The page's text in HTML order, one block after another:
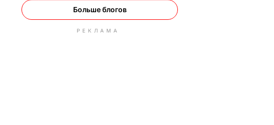
Больше блогов
РЕКЛАМА